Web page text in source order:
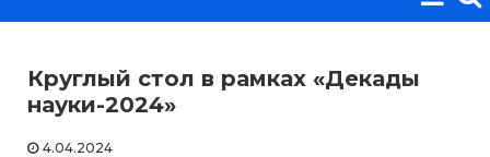
Круглый стол в рамках «Декады
науки-2024»
4.04.2024